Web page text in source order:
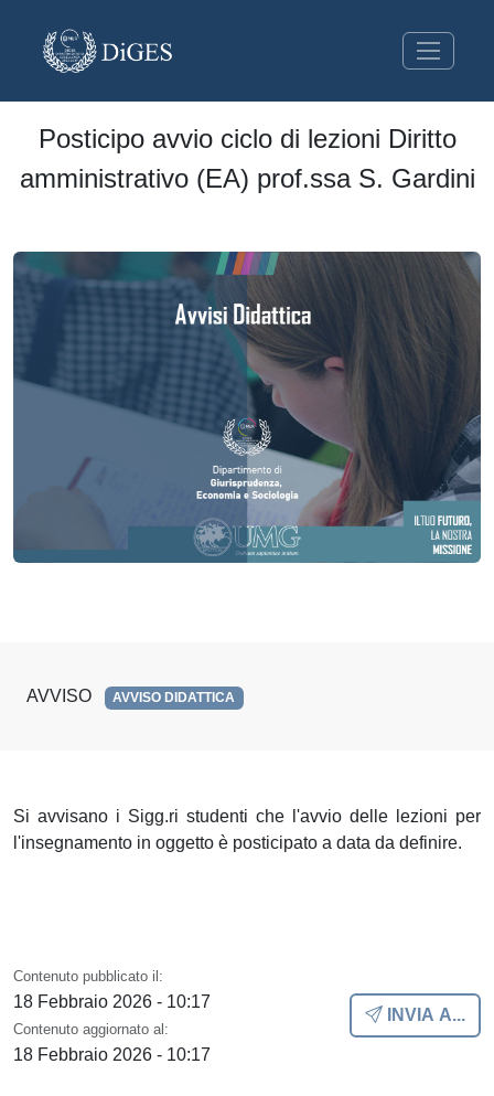
Posticipo avvio ciclo di lezioni Diritto
amministrativo (EA) prof.ssa S. Gardini
AVVISO AVVISO DIDATTICA
Si avvisano i Sigg.ri studenti che l'avvio delle lezioni per
l'insegnamento in oggetto è posticipato a data da definire.
Contenuto pubblicato il:
18 Febbraio 2026 - 10:17
Contenuto aggiornato al:
18 Febbraio 2026 - 10:17
INVIA A...